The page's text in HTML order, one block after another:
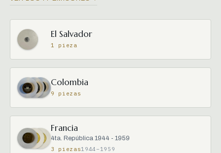
El Salvador
1 pieza
Colombia
9 piezas
Francia
4ta. República 1944 - 1959
3 piezas1944–1959